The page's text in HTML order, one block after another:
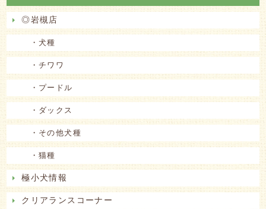
◎岩槻店
・犬種
・チワワ
・プードル
・ダックス
・その他犬種
・猫種
極小犬情報
クリアランスコーナー